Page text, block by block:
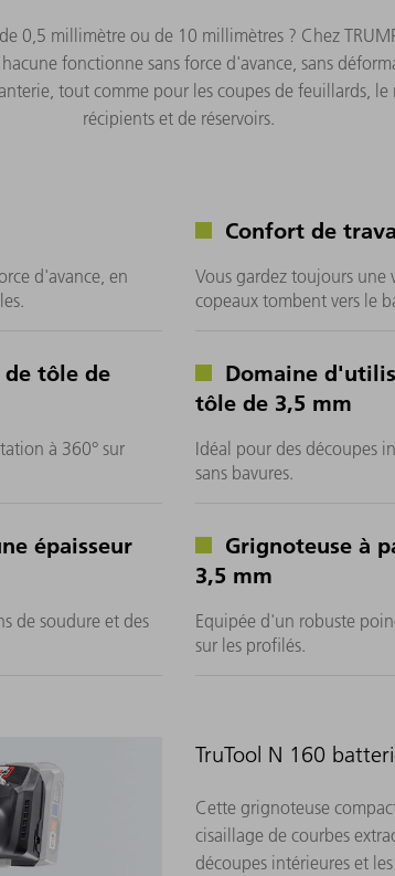
0,5 millimètre ou de 10 millimètres ? Chez
fonctionne sans force d'avance, sans
tout comme pour les coupes de feuillards,
récipients et de réservoirs.
d'avance, en
Confort de
Vous gardez toujours une
copeaux tombent vers le
de tôle de
à 360° sur
Domaine
tôle de 3,5 mm
Idéal pour des découpes
sans bavures.
épaisseur
de soudure et des
Grignoteuse à
3,5 mm
Equipée d'un robuste
sur les profilés.
TruTool N 160
Cette grignoteuse
cisaillage de courbes
découpes intérieures et